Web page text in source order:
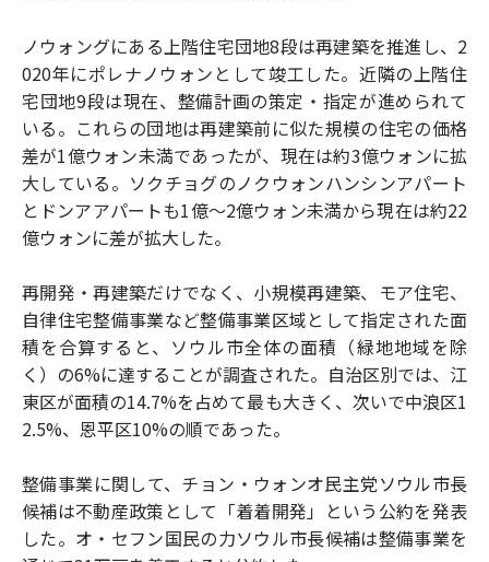
ノウォングにある上階住宅団地8段は再建築を推進し、2
020年にポレナノウォンとして竣工した。近隣の上階住
宅団地9段は現在、整備計画の策定・指定が進められて
いる。これらの団地は再建築前に似た規模の住宅の価格
差が1億ウォン未満であったが、現在は約3億ウォンに拡
大している。ソクチョグのノクウォンハンシンアパート
とドンアアパートも1億〜2億ウォン未満から現在は約22
億ウォンに差が拡大した。
再開発・再建築だけでなく、小規模再建築、モア住宅、
自律住宅整備事業など整備事業区域として指定された面
積を合算すると、ソウル市全体の面積（緑地地域を除
く）の6%に達することが調査された。自治区別では、江
東区が面積の14.7%を占めて最も大きく、次いで中浪区1
2.5%、恩平区10%の順であった。
整備事業に関して、チョン・ウォンオ民主党ソウル市長
候補は不動産政策として「着着開発」という公約を発表
した。オ・セフン国民の力ソウル市長候補は整備事業を